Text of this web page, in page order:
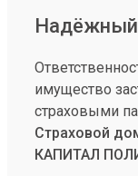
Надёжный
имущество
страховыми
Страховой
КАПИТАЛ